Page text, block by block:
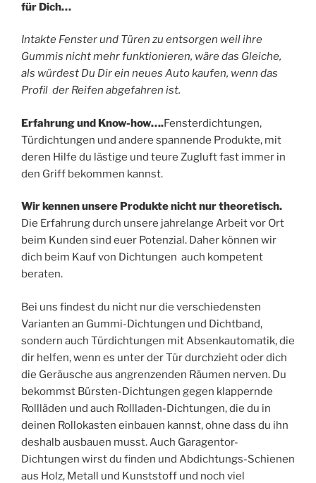
für Dich…
Intakte Fenster und Türen zu entsorgen weil ihre
Gummis nicht mehr funktionieren, wäre das Gleiche,
als würdest Du Dir ein neues Auto kaufen, wenn das
Profil der Reifen abgefahren ist.
Erfahrung und Know-how….Fensterdichtungen,
Türdichtungen und andere spannende Produkte, mit
deren Hilfe du lästige und teure Zugluft fast immer in
den Griff bekommen kannst.
Wir kennen unsere Produkte nicht nur theoretisch.
Die Erfahrung durch unsere jahrelange Arbeit vor Ort
beim Kunden sind euer Potenzial. Daher können wir
dich beim Kauf von Dichtungen auch kompetent
beraten.
Bei uns findest du nicht nur die verschiedensten
Varianten an Gummi-Dichtungen und Dichtband,
sondern auch Türdichtungen mit Absenkautomatik, die
dir helfen, wenn es unter der Tür durchzieht oder dich
die Geräusche aus angrenzenden Räumen nerven. Du
bekommst Bürsten-Dichtungen gegen klappernde
Rollläden und auch Rollladen-Dichtungen, die du in
deinen Rollokasten einbauen kannst, ohne dass du ihn
deshalb ausbauen musst. Auch Garagentor-
Dichtungen wirst du finden und Abdichtungs-Schienen
aus Holz, Metall und Kunststoff und noch viel